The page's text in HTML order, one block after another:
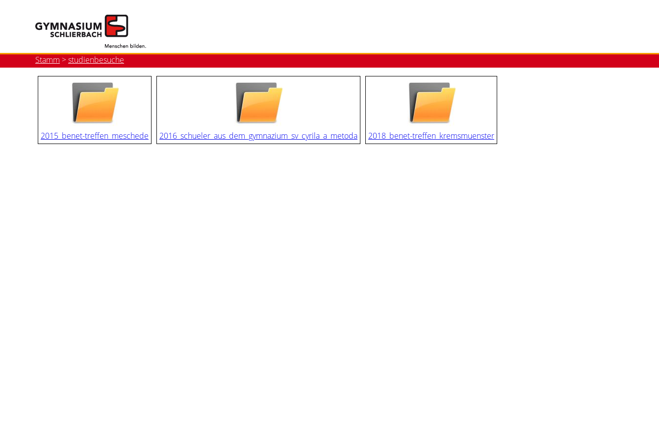
Stamm >studienbesuche
2015_benet-treffen_meschede 2016_schueler_aus_dem_gymnazium_sv_cyrila_a_metoda 2018_benet-treffen_kremsmuenster